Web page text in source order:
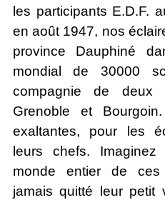
les participants E.D.F.
en août 1947, nos
province Dauphiné
mondial de 30000
compagnie de deux
Grenoble et
exaltantes, pour les
leurs chefs.
monde entier de ces
jamais quitté leur petit